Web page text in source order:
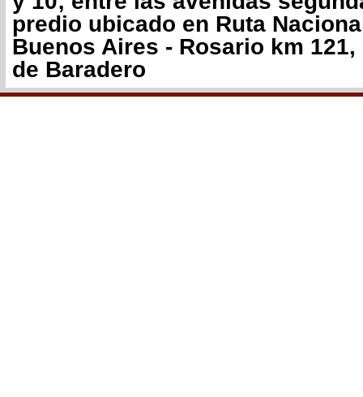
predio ubicado en Ruta
Buenos Aires - Rosario km
de Baradero